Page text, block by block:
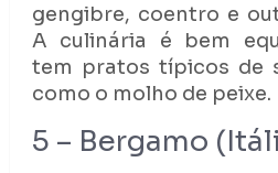
gengibre, coentro e
A culinária é bem
tem pratos típicos de
como o molho de peixe.
5 – Bergamo